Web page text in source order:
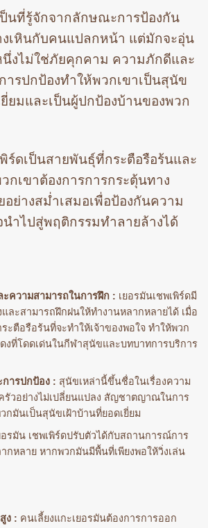
นที่รู้จักจากลักษณะการป้องกัน
เหินกับคนแปลกหน้า แต่มักจะอุ่น
นึ่งไม่ใช่ภัยคุกคาม ความภักดีและ
รปกป้องทำให้พวกเขาเป็นสุนัข
ยมและเป็นผู้ปกป้องบ้านของพวก
พิร์ดเป็นสายพันธุ์ที่กระตือรือร้นและ
กเขาต้องการการกระตุ้นทาง
อย่างสม่ำเสมอเพื่อป้องกันความ
นำไปสู่พฤติกรรมทำลายล้างได้
ความสามารถในการฝึก : เยอรมันเชพเพิร์ดมี
ละสามารถฝึกฝนให้ทำงานหลากหลายได้ เมื่อ
ะตือรือร้นที่จะทำให้เจ้าของพอใจ ทำให้พวก
งที่โดดเด่นในกีฬาสุนัขและบทบาทการบริการ
ารปกป้อง : สุนัขเหล่านี้ขึ้นชื่อในเรื่องความ
วอย่างไม่เปลี่ยนแปลง สัญชาตญาณในการ
กมันเป็นสุนัขเฝ้าบ้านที่ยอดเยี่ยม
อรมัน เชพเพิร์ดปรับตัวได้กับสถานการณ์การ
กหลาย หากพวกมันมีพื้นที่เพียงพอให้วิ่งเล่น
ง : คนเลี้ยงแกะเยอรมันต้องการการออก